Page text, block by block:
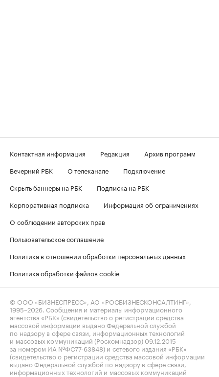
Контактная информация Редакция
Архив программ
Вечерний РБК
О телеканале
Подключение
Скрыть баннеры на РБК
Подписка на РБК
Корпоративная подписка
Информация об ограничениях
О соблюдении авторских прав
Пользовательское соглашение
Политика в отношении обработки персональных данных
Политика обработки файлов cookie
© ООО «БИЗНЕСПРЕСС», АО «РОСБИЗНЕСКОНСАЛТИНГ»,
1995–2026. Сообщения и материалы информационного
агентства «РБК» (свидетельство о регистрации средства
массовой информации выдано Федеральной службой
по надзору в сфере связи, информационных технологий
и массовых коммуникаций (Роскомнадзор) 09.12.2015
за номером ИА №ФС77-63848) и сетевого издания «РБК»
(свидетельство о регистрации средства массовой информации
выдано Федеральной службой по надзору в сфере связи,
информационных технологий и массовых коммуникаций